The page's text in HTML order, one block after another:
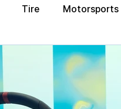
Tire Motorsports